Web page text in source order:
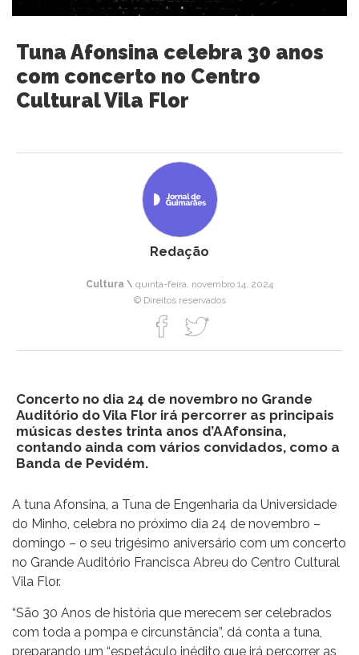
Tuna Afonsina celebra 30 anos
com concerto no Centro
Cultural Vila Flor
Redação
Cultura \ quinta-feira, novembro 14, 2024
© Direitos reservados
Concerto no dia 24 de novembro no Grande
Auditório do Vila Flor irá percorrer as principais
músicas destes trinta anos d’A Afonsina,
contando ainda com vários convidados, como a
Banda de Pevidém.
A tuna Afonsina, a Tuna de Engenharia da Universidade
do Minho, celebra no próximo dia 24 de novembro –
domingo – o seu trigésimo aniversário com um concerto
no Grande Auditório Francisca Abreu do Centro Cultural
Vila Flor.
“São 30 Anos de história que merecem ser celebrados
com toda a pompa e circunstância”, dá conta a tuna,
preparando um “espetáculo inédito que irá percorrer as